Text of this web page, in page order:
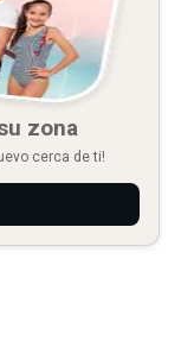
zona
cerca de ti!